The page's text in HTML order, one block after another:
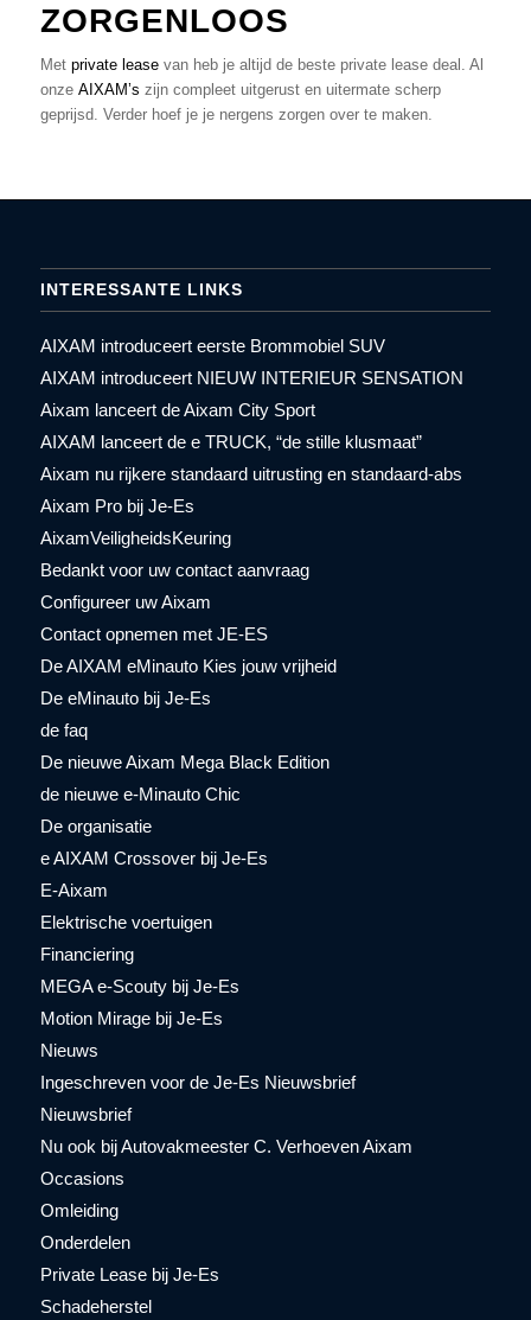
ZORGENLOOS
Met private leasevan heb je altijd de beste private lease deal. Al
onze AIXAM’s zijn compleet uitgerust en uitermate scherp
geprijsd. Verder hoef je je nergens zorgen over te maken.
INTERESSANTE LINKS
AIXAM introduceert eerste Brommobiel SUV
AIXAM introduceert NIEUW INTERIEUR SENSATION
Aixam lanceert de Aixam City Sport
AIXAM lanceert de e TRUCK, “de stille klusmaat”
Aixam nu rijkere standaard uitrusting en standaard-abs
Aixam Pro bij Je-Es
AixamVeiligheidsKeuring
Bedankt voor uw contact aanvraag
Configureer uw Aixam
Contact opnemen met JE-ES
De AIXAM eMinauto Kies jouw vrijheid
De eMinauto bij Je-Es
de faq
De nieuwe Aixam Mega Black Edition
de nieuwe e-Minauto Chic
De organisatie
e AIXAM Crossover bij Je-Es
E-Aixam
Elektrische voertuigen
Financiering
MEGA e-Scouty bij Je-Es
Motion Mirage bij Je-Es
Nieuws
Ingeschreven voor de Je-Es Nieuwsbrief
Nieuwsbrief
Nu ook bij Autovakmeester C. Verhoeven Aixam
Occasions
Omleiding
Onderdelen
Private Lease bij Je-Es
Schadeherstel